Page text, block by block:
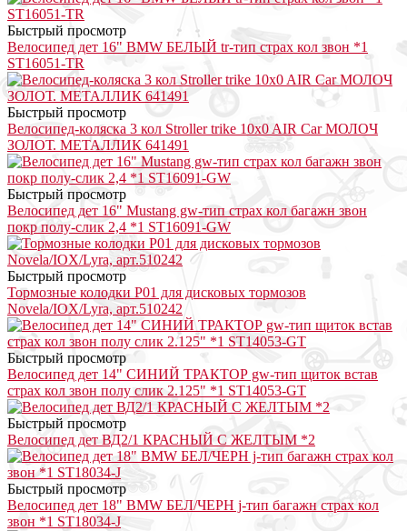
Быстрый просмотр
Велосипед дет 16" BMW БЕЛЫЙ tr-тип страх кол звон *1
ST16051-TR
Быстрый просмотр
Велосипед-коляска 3 кол Stroller trike 10x0 AIR Car МОЛОЧ
ЗОЛОТ. МЕТАЛЛИК 641491
Быстрый просмотр
Велосипед дет 16" Mustang gw-тип страх кол багажн звон
покр полу-слик 2,4 *1 ST16091-GW
Быстрый просмотр
Тормозные колодки P01 для дисковых тормозов
Novela/IOX/Lyra, арт.510242
Быстрый просмотр
Велосипед дет 14" СИНИЙ ТРАКТОР gw-тип щиток встав
страх кол звон полу слик 2.125" *1 ST14053-GT
Быстрый просмотр
Велосипед дет ВД2/1 КРАСНЫЙ С ЖЕЛТЫМ *2
Быстрый просмотр
Велосипед дет 18" BMW БЕЛ/ЧЕРН j-тип багажн страх кол
звон *1 ST18034-J